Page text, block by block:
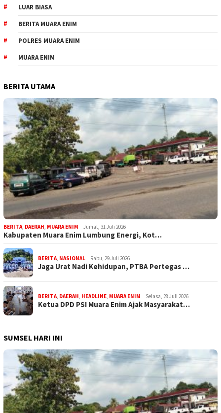
LUAR BIASA
BERITA MUARA ENIM
POLRES MUARA ENIM
MUARA ENIM
BERITA UTAMA
BERITA DAERAH MUARA ENIM Jumat, 31 Juli 2026
Kabupaten Muara Enim Lumbung Energi, Kot…
BERITA NASIONAL Rabu, 29 Juli 2026
Jaga Urat Nadi Kehidupan, PTBA Pertegas …
BERITA DAERAH HEADLINE MUARA ENIM Selasa, 28 Juli 2026
Ketua DPD PSI Muara Enim Ajak Masyarakat…
SUMSEL HARI INI